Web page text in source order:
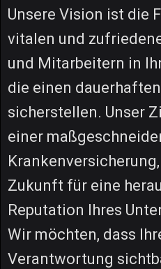
Unsere Vision ist die
vitalen und
und Mitarbeitern in
die einen
sicherstellen. Unser
einer
Zukunft für eine
Reputation Ihres
Wir möchten, dass
Verantwortung